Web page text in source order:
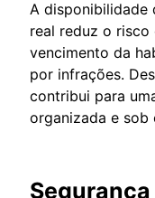
A disponibilidade
real reduz o risco
vencimento da
por infrações.
contribui para
organizada e